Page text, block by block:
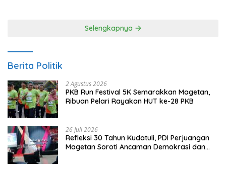
Selengkapnya
Berita Politik
2 Agustus 2026
PKB Run Festival 5K Semarakkan Magetan,
Ribuan Pelari Rayakan HUT ke-28 PKB
26 Juli 2026
Refleksi 30 Tahun Kudatuli, PDI Perjuangan
Magetan Soroti Ancaman Demokrasi dan